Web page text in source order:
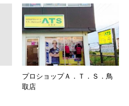
プロショップＡ．Ｔ．Ｓ．鳥
取店